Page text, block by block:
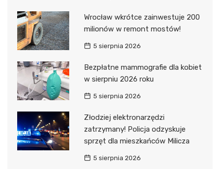
Wrocław wkrótce zainwestuje 200
milionów w remont mostów!
5 sierpnia 2026
Bezpłatne mammografie dla kobiet
w sierpniu 2026 roku
5 sierpnia 2026
Złodziej elektronarzędzi
zatrzymany! Policja odzyskuje
sprzęt dla mieszkańców Milicza
5 sierpnia 2026